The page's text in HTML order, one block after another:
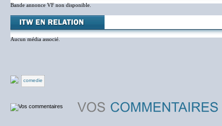
Bande annonce VF non disponible.
Aucun média associé.
comedie